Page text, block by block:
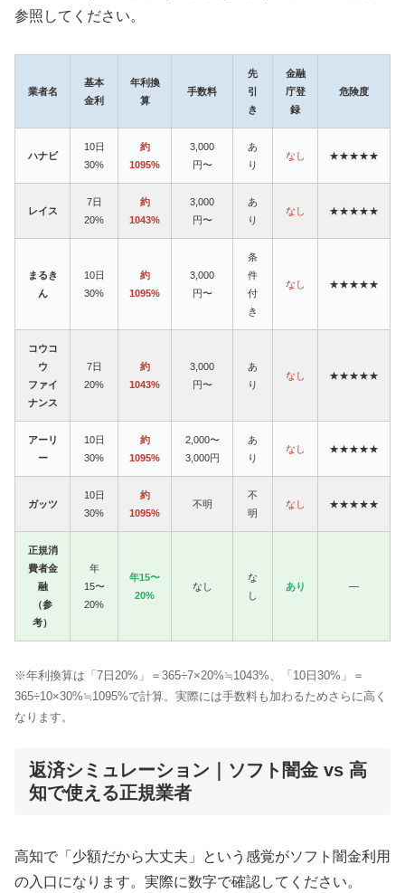
参照してください。
業者名
基本
金利
年利換
算
手数料
先
引
き
金融
庁登
録
危険度
ハナビ
10日
30%
約
1095%
3,000
円〜
あ
り
なし ★★★★★
レイス
7日
20%
約
1043%
3,000
円〜
あ
り
なし ★★★★★
まるき
ん
10日
30%
約
1095%
3,000
円〜
条
件
付
き
なし ★★★★★
コウコ
ウ
ファイ
ナンス
7日
20%
約
1043%
3,000
円〜
あ
り
なし ★★★★★
アーリ
ー
10日
30%
約
1095%
2,000〜
3,000円
あ
り
なし ★★★★★
ガッツ
10日
30%
約
1095%
不明
不
明
なし ★★★★★
正規消
費者金
融
（参
考）
年
15〜
20%
年15〜
20%
なし
な
し
あり —
※年利換算は「7日20%」＝365÷7×20%≒1043%、「10日30%」＝
365÷10×30%≒1095%で計算。実際には手数料も加わるためさらに高く
なります。
返済シミュレーション｜ソフト闇金 vs 高
知で使える正規業者
高知で「少額だから大丈夫」という感覚がソフト闇金利用
の入口になります。実際に数字で確認してください。